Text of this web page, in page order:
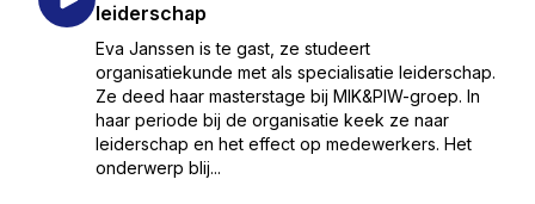
leiderschap
Eva Janssen is te gast, ze studeert
organisatiekunde met als specialisatie leiderschap.
Ze deed haar masterstage bij MIK&PIW-groep. In
haar periode bij de organisatie keek ze naar
leiderschap en het effect op medewerkers. Het
onderwerp blij...